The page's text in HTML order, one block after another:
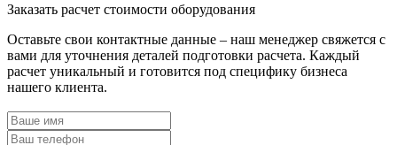
Заказать расчет стоимости оборудования
Оставьте свои контактные данные – наш менеджер свяжется с
вами для уточнения деталей подготовки расчета. Каждый
расчет уникальный и готовится под специфику бизнеса
нашего клиента.